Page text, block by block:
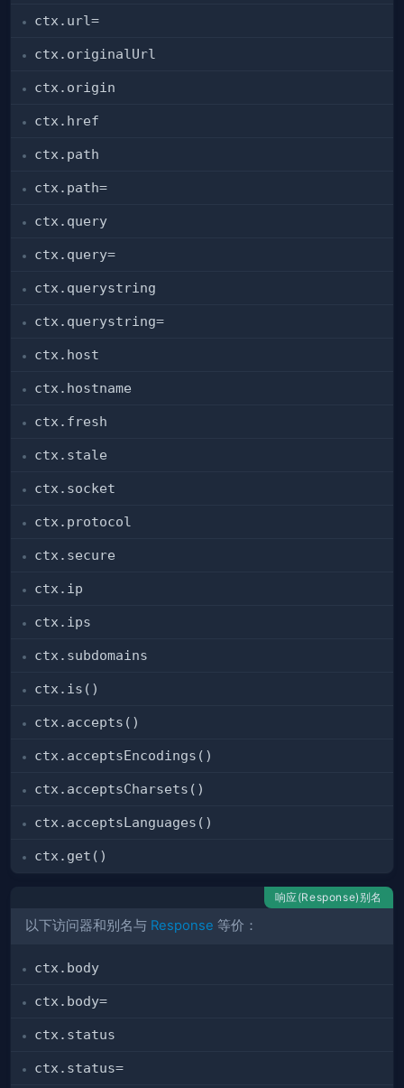
ctx.url=
ctx.originalUrl
ctx.origin
ctx.href
ctx.path
ctx.path=
ctx.query
ctx.query=
ctx.querystring
ctx.querystring=
ctx.host
ctx.hostname
ctx.fresh
ctx.stale
ctx.socket
ctx.protocol
ctx.secure
ctx.ip
ctx.ips
ctx.subdomains
ctx.is()
ctx.accepts()
ctx.acceptsEncodings()
ctx.acceptsCharsets()
ctx.acceptsLanguages()
ctx.get()
响应(Response)别名
以下访问器和别名与 Response 等价：
ctx.body
ctx.body=
ctx.status
ctx.status=